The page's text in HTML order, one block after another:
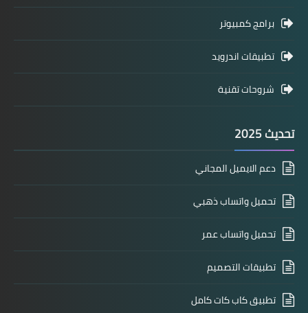
برامج كمبيوتر
تطبيقات اندرويد
شروحات تقنية
تحديث 2025
دعم الايميل المجاني
تحميل واتساب ذهبي
تحميل واتساب عمر
تطبيقات التصميم
تطبيق كاب كات كامل